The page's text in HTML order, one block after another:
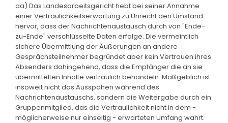
aa) Das Landesarbeitsgericht hebt bei seiner Annahme
einer Vertraulichkeitserwartung zu Unrecht den Umstand
hervor, dass der Nachrichtenaustausch durch von "Ende-
zu-Ende" verschlüsselte Daten erfolge. Die vermeintlich
sichere Übermittlung der Äußerungen an andere
Gesprächsteilnehmer begründet aber kein Vertrauen ihres
Absenders dahingehend, dass die Empfänger die an sie
übermittelten Inhalte vertraulich behandeln. Maßgeblich ist
insoweit nicht das Ausspähen während des
Nachrichtenaustauschs, sondern die Weitergabe durch ein
Gruppenmitglied, das die Vertraulichkeit nicht in dem -
möglicherweise nur einseitig - erwarteten Umfang wahrt.